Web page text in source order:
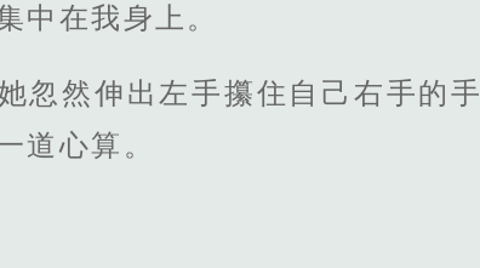
中在我身上。
忽然伸出左手攥住自己右手的手
道心算。